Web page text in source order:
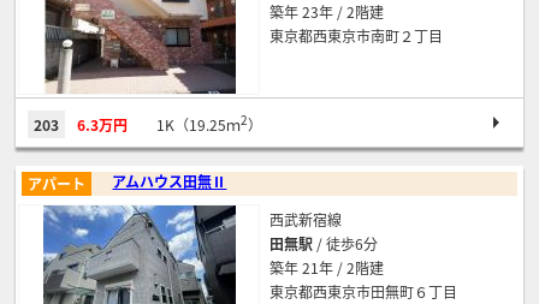
築年 23年 / 2階建
東京都西東京市南町２丁目
203 6.3万円 1K（19.25ｍ2）
アムハウス田無Ⅱ
アパート
西武新宿線
田無駅 / 徒歩6分
築年 21年 / 2階建
東京都西東京市田無町６丁目